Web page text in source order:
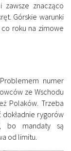
zawsze znacząco
Górskie warunki
roku na zimowe
numer
ze Wschodu
Polaków. Trzeba
rygorów
bo mandaty są
od limitu.